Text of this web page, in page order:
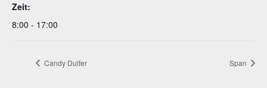
Zeit:
8:00 - 17:00
Candy Dulfer Span